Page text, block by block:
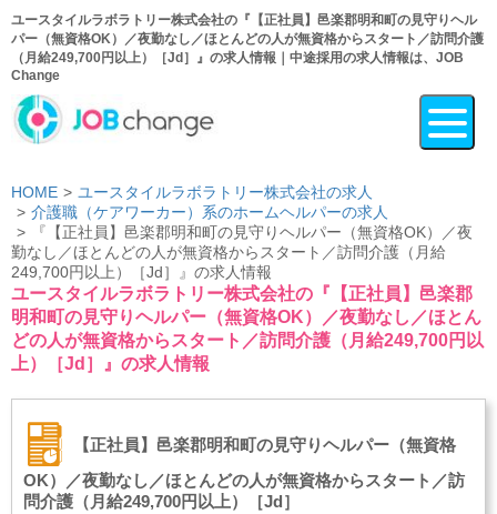
ユースタイルラボラトリー株式会社の『【正社員】邑楽郡明和町の見守りヘル
パー（無資格OK）／夜勤なし／ほとんどの人が無資格からスタート／訪問介護
（月給249,700円以上）［Jd］』の求人情報｜中途採用の求人情報は、JOB
Change
HOME
ユースタイルラボラトリー株式会社の求人
介護職（ケアワーカー）系のホームヘルパーの求人
『【正社員】邑楽郡明和町の見守りヘルパー（無資格OK）／夜
勤なし／ほとんどの人が無資格からスタート／訪問介護（月給
249,700円以上）［Jd］』の求人情報
ユースタイルラボラトリー株式会社の『【正社員】邑楽郡
明和町の見守りヘルパー（無資格OK）／夜勤なし／ほとん
どの人が無資格からスタート／訪問介護（月給249,700円以
上）［Jd］』の求人情報
【正社員】邑楽郡明和町の見守りヘルパー（無資格
OK）／夜勤なし／ほとんどの人が無資格からスタート／訪
問介護（月給249,700円以上）［Jd］